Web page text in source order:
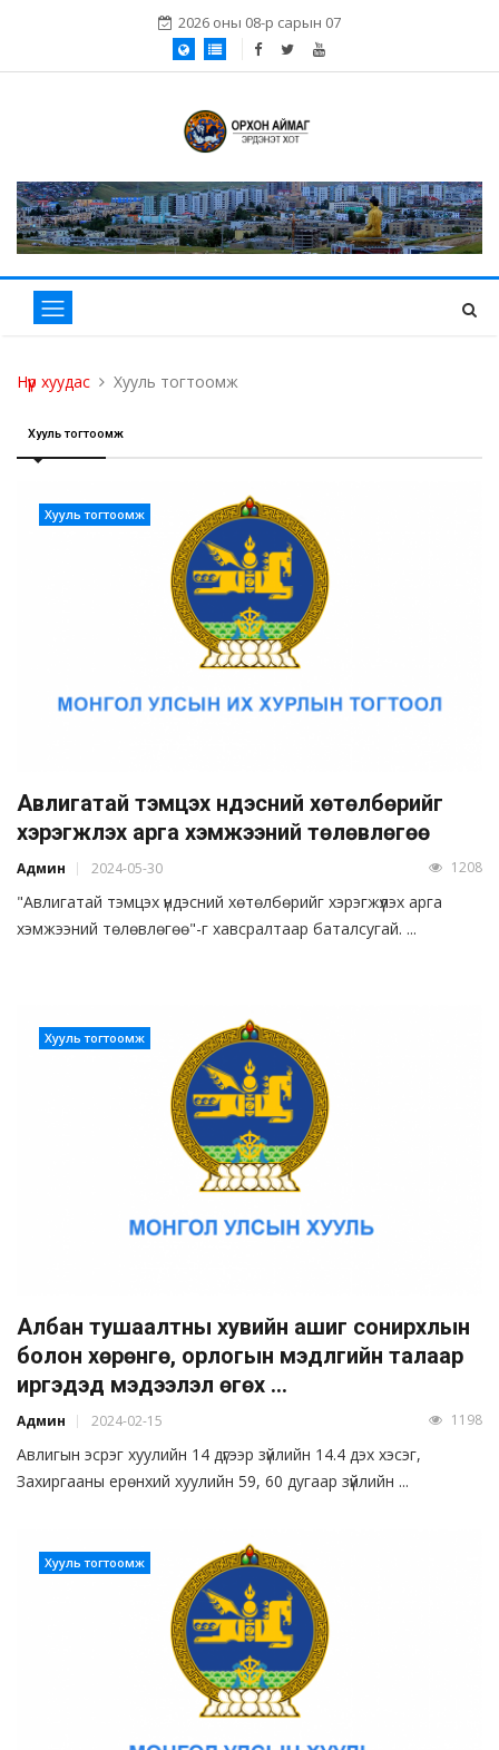
2026 оны 08-р сарын 07
Нүүр хуудас Хууль тогтоомж
Хууль тогтоомж
Хууль тогтоомж
Авлигатай тэмцэх үндэсний хөтөлбөрийг
хэрэгжүүлэх арга хэмжээний төлөвлөгөө
Админ 2024-05-30 1208
"Авлигатай тэмцэх үндэсний хөтөлбөрийг хэрэгжүүлэх арга
хэмжээний төлөвлөгөө"-г хавсралтаар баталсугай. ...
Хууль тогтоомж
Албан тушаалтны хувийн ашиг сонирхлын
болон хөрөнгө, орлогын мэдүүлгийн талаар
иргэдэд мэдээлэл өгөх ...
Админ 2024-02-15 1198
Авлигын эсрэг хуулийн 14 дүгээр зүйлийн 14.4 дэх хэсэг,
Захиргааны ерөнхий хуулийн 59, 60 дугаар зүйлийн ...
Хууль тогтоомж